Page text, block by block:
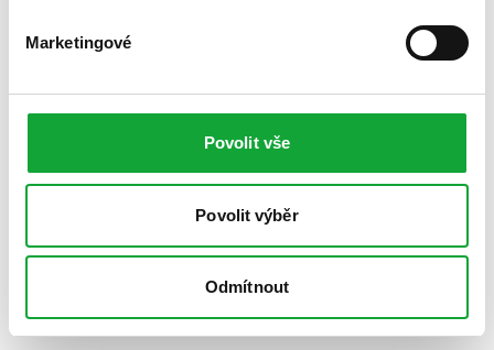
Marketingové
Povolit vše
Povolit výběr
Odmítnout